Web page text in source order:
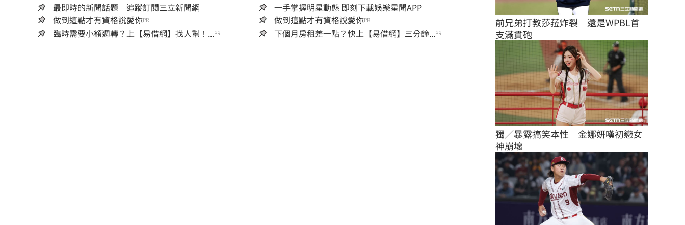
最即時的新聞話題 追蹤訂閱三立新聞網
一手掌握明星動態 即刻下載娛樂星聞APP
做到這點才有資格說愛你PR 做到這點才有資格說愛你PR
臨時需要小額週轉？上【易借網】找人幫！...PR 下個月房租差一點？快上【易借網】三分鐘...PR
前兄弟打教莎菈炸裂　還是WPBL首
支滿貫砲
獨／暴露搞笑本性　金娜妍嘆初戀女
神崩壞